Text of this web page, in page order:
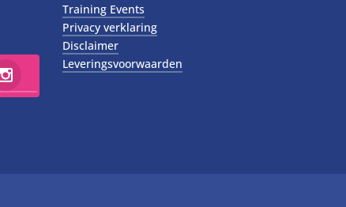
Training Events
Privacy verklaring
Disclaimer
Leveringsvoorwaarden